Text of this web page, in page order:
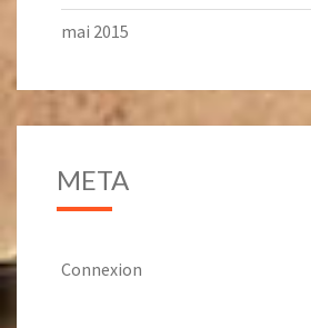
mai 2015
META
Connexion